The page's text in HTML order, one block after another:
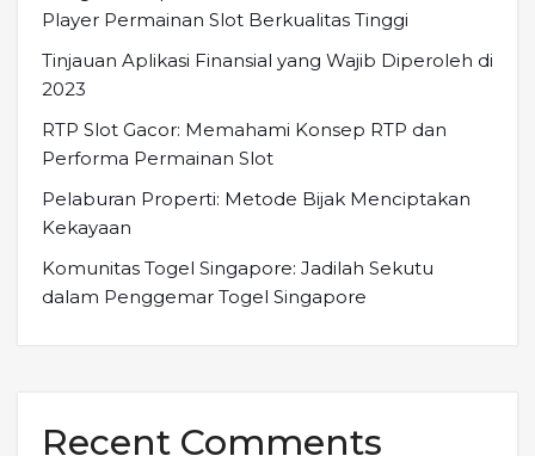
Player Permainan Slot Berkualitas Tinggi
Tinjauan Aplikasi Finansial yang Wajib Diperoleh di
2023
RTP Slot Gacor: Memahami Konsep RTP dan
Performa Permainan Slot
Pelaburan Properti: Metode Bijak Menciptakan
Kekayaan
Komunitas Togel Singapore: Jadilah Sekutu
dalam Penggemar Togel Singapore
Recent Comments